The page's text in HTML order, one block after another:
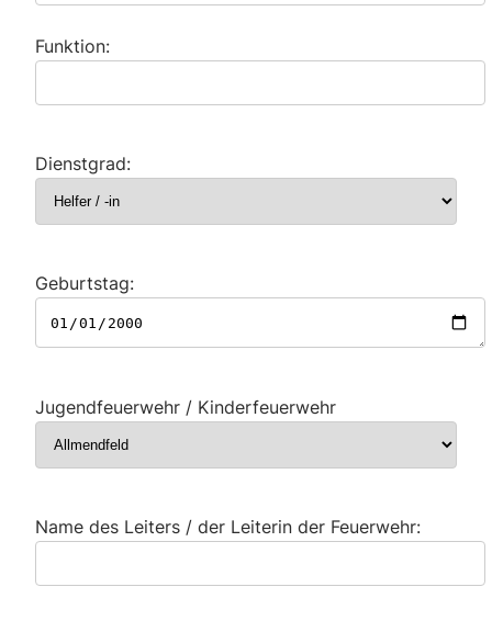
Funktion:
Dienstgrad:
Geburtstag:
Jugendfeuerwehr / Kinderfeuerwehr
Name des Leiters / der Leiterin der Feuerwehr: